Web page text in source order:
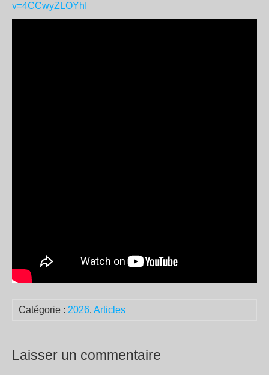
v=4CCwyZLOYhI
Catégorie : 2026, Articles
Laisser un commentaire